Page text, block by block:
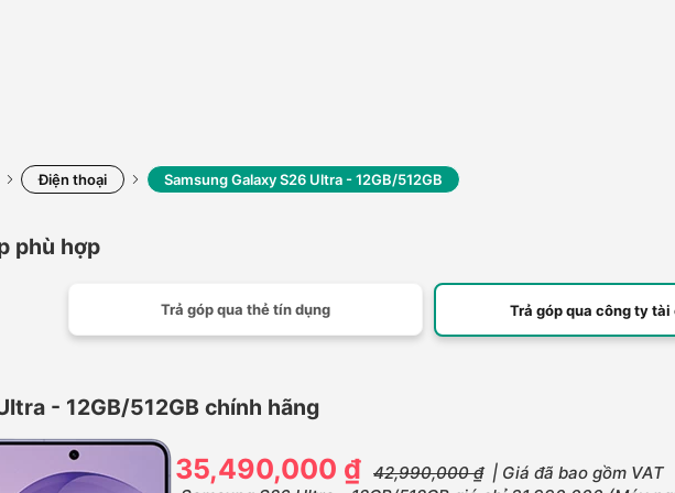
Điện thoại Samsung Galaxy S26 Ultra - 12GB/512GB
phù hợp
Trả góp qua thẻ tín dụng Trả góp qua công ty tài
- 12GB/512GB chính hãng
35,490,000 ₫ 42,990,000 ₫ | Giá đã bao gồm VAT